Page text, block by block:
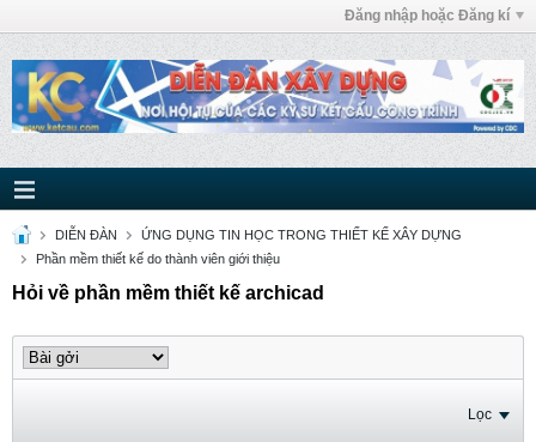
Đăng nhập hoặc Đăng kí
DIỄN ĐÀN
ỨNG DỤNG TIN HỌC TRONG THIẾT KẾ XÂY DỰNG
Phần mềm thiết kế do thành viên giới thiệu
Hỏi về phần mềm thiết kế archicad
Lọc